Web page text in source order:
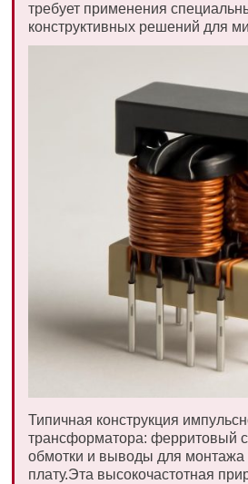
требует применения
конструктивных решений для
Типичная конструкция
трансформатора: ферритовый
обмотки и выводы для монтажа
плату.Эта высокочастотная